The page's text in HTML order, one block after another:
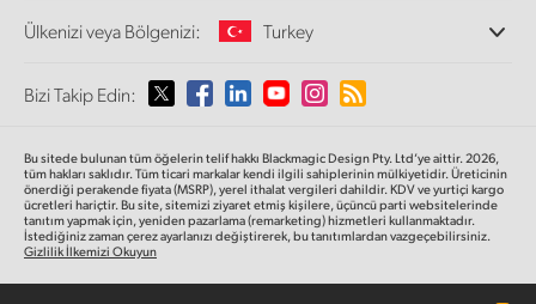
Video Format Çevirici
Ağ Depolama
Yönlendirici ve Dağıtıcılar
Yayın ve kodlama
Hakkımızda
Medya
Ülkenizi veya Bölgenizi: Turkey
Lütfen Ülkenizi veya Bölgenizi Seçiniz
Australia
Austria
Bizi Takip Edin:
Bu sitede bulunan tüm öğelerin telif hakkı Blackmagic Design Pty. Ltd’ye aittir. 2026,
tüm hakları saklıdır.Tüm ticari markalar kendi ilgili sahiplerinin mülkiyetidir. Üreticinin
önerdiği perakende fiyata (MSRP), yerel ithalat vergileri dahildir. KDV ve yurtiçi kargo
ücretleri hariçtir. Bu site, sitemizi ziyaret etmiş kişilere, üçüncü parti websitelerinde
tanıtım yapmak için, yeniden pazarlama (remarketing) hizmetleri kullanmaktadır.
İstediğiniz zaman çerez ayarlanızı değiştirerek, bu tanıtımlardan vazgeçebilirsiniz.
Gizlilik İlkemizi Okuyun